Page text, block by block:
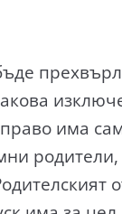
има
родители,